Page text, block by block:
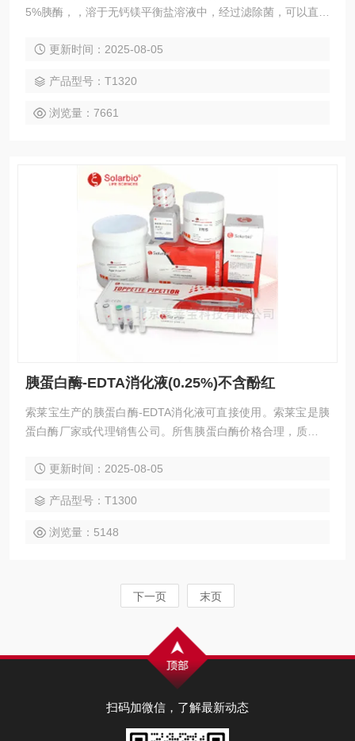
5%胰酶，，溶于无钙镁平衡盐溶液中，经过滤除菌，可以直接
全、细胞状态好等特点。通常室温消化2分钟左右就可以消化
更新时间：2025-08-05
产品型号：T1320
浏览量：7661
胰蛋白酶-EDTA消化液(0.25%)不含酚红
索莱宝生产的胰蛋白酶-EDTA消化液可直接使用。索莱宝是胰
蛋白酶厂家或代理销售公司。所售胰蛋白酶价格合理，质量稳
商城。 胰蛋白酶-EDTA消化液(0.25%)不含酚红
更新时间：2025-08-05
产品型号：T1300
浏览量：5148
下一页 末页
扫码加微信，了解最新动态